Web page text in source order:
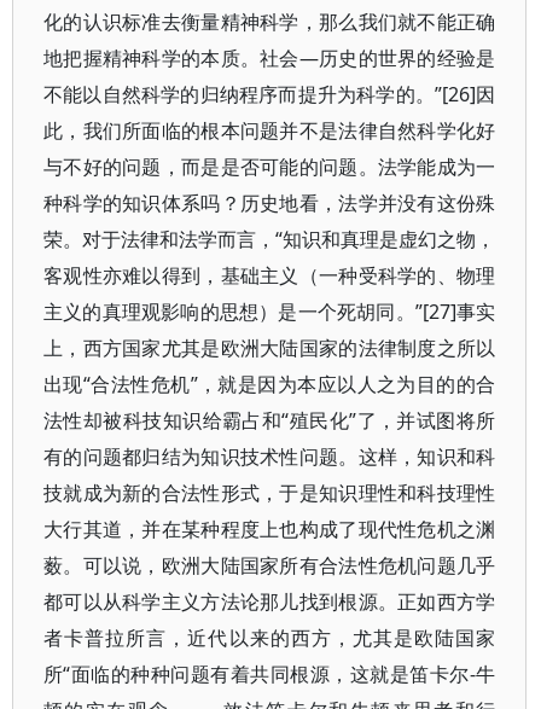
化的认识标准去衡量精神科学，那么我们就不能正确
地把握精神科学的本质。社会—历史的世界的经验是
不能以自然科学的归纳程序而提升为科学的。”[26]因
此，我们所面临的根本问题并不是法律自然科学化好
与不好的问题，而是是否可能的问题。法学能成为一
种科学的知识体系吗？历史地看，法学并没有这份殊
荣。对于法律和法学而言，“知识和真理是虚幻之物，
客观性亦难以得到，基础主义（一种受科学的、物理
主义的真理观影响的思想）是一个死胡同。”[27]事实
上，西方国家尤其是欧洲大陆国家的法律制度之所以
出现“合法性危机”，就是因为本应以人之为目的的合
法性却被科技知识给霸占和“殖民化”了，并试图将所
有的问题都归结为知识技术性问题。这样，知识和科
技就成为新的合法性形式，于是知识理性和科技理性
大行其道，并在某种程度上也构成了现代性危机之渊
薮。可以说，欧洲大陆国家所有合法性危机问题几乎
都可以从科学主义方法论那儿找到根源。正如西方学
者卡普拉所言，近代以来的西方，尤其是欧陆国家
所“面临的种种问题有着共同根源，这就是笛卡尔-牛